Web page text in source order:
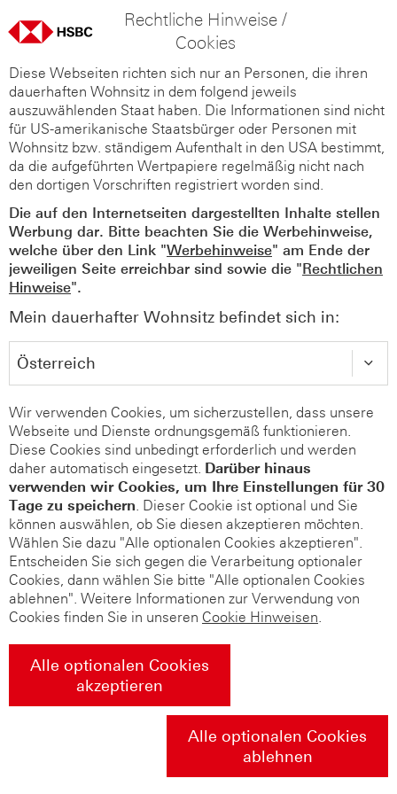
Rechtliche Hinweise /
Cookies
Diese Webseiten richten sich nur an Personen, die ihren
dauerhaften Wohnsitz in dem folgend jeweils
auszuwählenden Staat haben. Die Informationen sind nicht
für US-amerikanische Staatsbürger oder Personen mit
Wohnsitz bzw. ständigem Aufenthalt in den USA bestimmt,
da die aufgeführten Wertpapiere regelmäßig nicht nach
den dortigen Vorschriften registriert worden sind.
Die auf den Internetseiten dargestellten Inhalte stellen
Werbung dar. Bitte beachten Sie die Werbehinweise,
welche über den Link "Werbehinweise" am Ende der
jeweiligen Seite erreichbar sind sowie die "Rechtlichen
Hinweise".
Mein dauerhafter Wohnsitz befindet sich in:
Wir verwenden Cookies, um sicherzustellen, dass unsere
Webseite und Dienste ordnungsgemäß funktionieren.
Diese Cookies sind unbedingt erforderlich und werden
daher automatisch eingesetzt. Darüber hinaus
verwenden wir Cookies, um Ihre Einstellungen für 30
Tage zu speichern. Dieser Cookie ist optional und Sie
können auswählen, ob Sie diesen akzeptieren möchten.
Wählen Sie dazu "Alle optionalen Cookies akzeptieren".
Entscheiden Sie sich gegen die Verarbeitung optionaler
Cookies, dann wählen Sie bitte "Alle optionalen Cookies
ablehnen". Weitere Informationen zur Verwendung von
Cookies finden Sie in unseren Cookie Hinweisen.
Alle optionalen Cookies
akzeptieren
Alle optionalen Cookies
ablehnen